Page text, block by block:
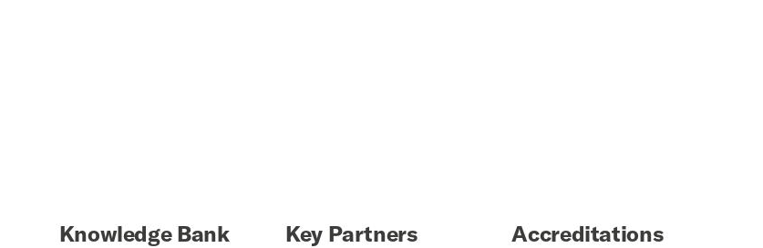
Knowledge Bank
Key Partners Accreditations